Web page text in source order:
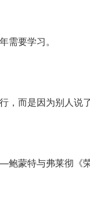
需要学习。
，而是因为别人说
蒙特与弗莱彻《